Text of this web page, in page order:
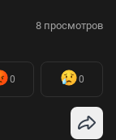
8 просмотров
0 0